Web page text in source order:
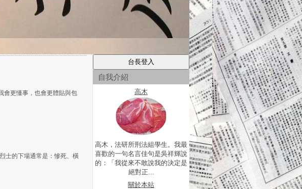
會更懂事，也會更體貼與包
士的下場通常是：慘死、橫
自我介紹
高木
高木，法研所刑法組學生。我最
喜歡的一句名言佳句是吳祥輝說
的：「我從來不敢說我的決定是
絕對正...
關於本站